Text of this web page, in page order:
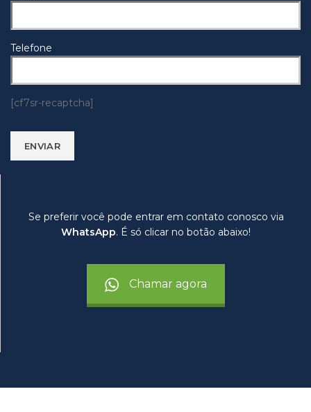
Telefone
[cf7sr-recaptcha]
Se preferir você pode entrar em contato conosco via
WhatsApp. É só clicar no botão abaixo!
Chamar agora